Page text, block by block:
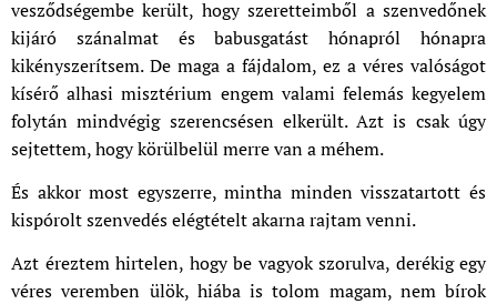
vesződségembe került, hogy szeretteimből a szenvedőnek
kijáró szánalmat és babusgatást hónapról hónapra
kikényszerítsem. De maga a fájdalom, ez a véres valóságot
kísérő alhasi misztérium engem valami felemás kegyelem
folytán mindvégig szerencsésen elkerült. Azt is csak úgy
sejtettem, hogy körülbelül merre van a méhem.
És akkor most egyszerre, mintha minden visszatartott és
kispórolt szenvedés elégtételt akarna rajtam venni.
Azt éreztem hirtelen, hogy be vagyok szorulva, derékig egy
véres veremben ülök, hiába is tolom magam, nem bírok